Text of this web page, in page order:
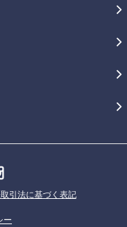
引法に基づく表記
ー